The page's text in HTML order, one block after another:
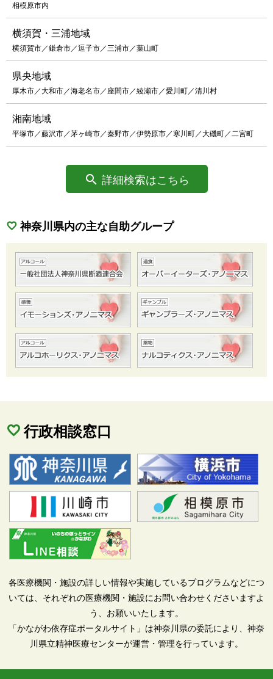
相模原市内
横須賀・三浦地域
横須賀市／鎌倉市／逗子市／三浦市／葉山町
県央地域
厚木市／大和市／海老名市／座間市／綾瀬市／愛川町／清川村
湘南地域
平塚市／藤沢市／茅ヶ崎市／秦野市／伊勢原市／寒川町／大磯町／二宮町
詳細検索はこちら
神奈川県内の主な自助グループ
行政相談窓口
各医療機関・施設の詳しい情報や実施しているプログラムなどにつ
いては、それぞれの医療機関・施設にお問い合わせくださいますよ
う、お願いいたします。
「かながわ依存症ポータルサイト」は神奈川県の委託により、神奈
川県立精神医療センターが運営・管理を行っています。